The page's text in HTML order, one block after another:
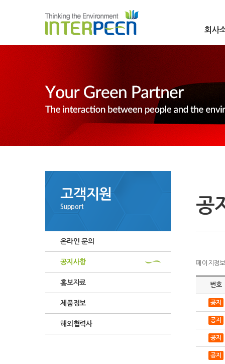
회사
고객지원
Support
온라인 문의
공지사항
홍보자료
제품정보
해외협력사
공
페이지정
번호
공지
공지
공지
공지